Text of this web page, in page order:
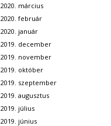
2020. március
2020. február
2020. január
2019. december
2019. november
2019. október
2019. szeptember
2019. augusztus
2019. július
2019. június